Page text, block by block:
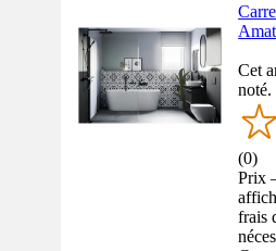
Cet
noté.
(0)
Prix
frais